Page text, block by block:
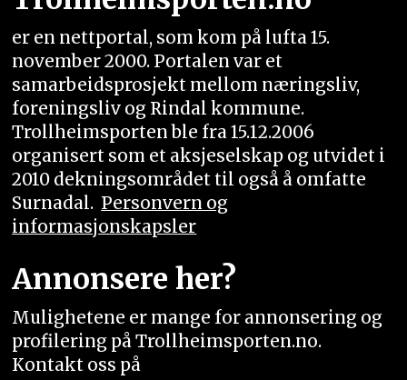
er en nettportal, som kom på lufta 15.
november 2000. Portalen var et
samarbeidsprosjekt mellom næringsliv,
foreningsliv og Rindal kommune.
Trollheimsporten ble fra 15.12.2006
organisert som et aksjeselskap og utvidet i
2010 dekningsområdet til også å omfatte
Surnadal. Personvern og
informasjonskapsler
Annonsere her?
Mulighetene er mange for annonsering og
profilering på Trollheimsporten.no.
Kontakt oss på